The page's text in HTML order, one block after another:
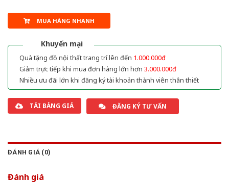
MUA HÀNG NHANH
Khuyến mại
Quà tặng đồ nội thất trang trí lên đến 1.000.000đ
Giảm trực tiếp khi mua đơn hàng lớn hơn 3.000.000đ
Nhiều ưu đãi lớn khi đăng ký tài khoản thành viên thân thiết
TẢI BẢNG GIÁ ĐĂNG KÝ TƯ VẤN
ĐÁNH GIÁ (0)
Đánh giá